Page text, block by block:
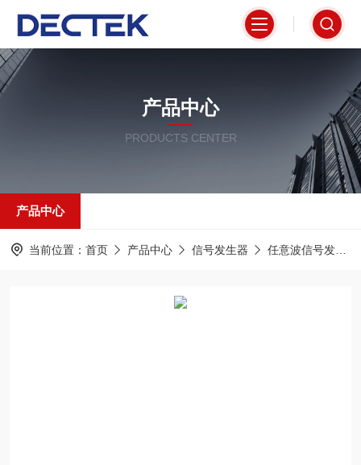
产品中心
PRODUCTS CENTER
产品中心
当前位置： 首页 产品中心 信号发生器 任意波信号发生器AFG-3000